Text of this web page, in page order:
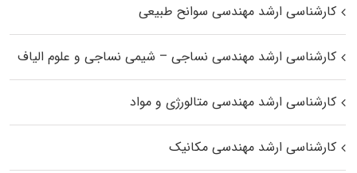
کارشناسی ارشد مهندسی سوانح طبیعی
کارشناسی ارشد مهندسی نساجی – شیمی نساجی و علوم الیاف
کارشناسی ارشد مهندسی متالورژی و مواد
کارشناسی ارشد مهندسی مکانیک